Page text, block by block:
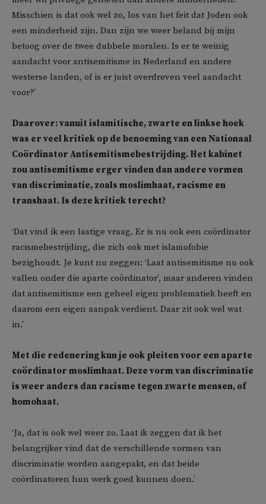
Misschien is dat ook wel zo, los van het feit dat Joden ook
een minderheid zijn. Dan zijn we weer beland bij mijn
betoog over de twee dubbele moralen. Is er te weinig
aandacht voor antisemitisme in Nederland en andere
westerse landen, of is er juist overdreven veel aandacht
voor?’
Daarover: vanuit islamitische, zwarte en linkse hoek
was er veel kritiek op de benoeming van een Nationaal
Coördinator Antisemitismebestrijding. Het kabinet
zou antisemitisme erger vinden dan andere vormen
van discriminatie, zoals moslimhaat, racisme en
transhaat. Is deze kritiek terecht?
‘Dat vind ik een lastige vraag. Er is nu ook een coördinator
racismebestrijding, die zich ook met islamofobie
bezighoudt. Je kunt nu zeggen: ‘Laat antisemitisme nu ook
vallen onder die aparte coördinator’, maar anderen vinden
dat antisemitisme een geheel eigen problematiek heeft en
daarom een eigen aanpak verdient. Daar zit ook wel wat
in.’
Met die redenering kun je ook pleiten voor een aparte
coördinator moslimhaat. Deze vorm van discriminatie
is weer anders dan racisme tegen zwarte mensen, of
homohaat.
‘Ja, dat is ook wel weer zo. Laat ik zeggen dat ik het
belangrijker vind dat de verschillende vormen van
discriminatie worden aangepakt, en dat beide
coördinatoren hun werk goed kunnen doen.’